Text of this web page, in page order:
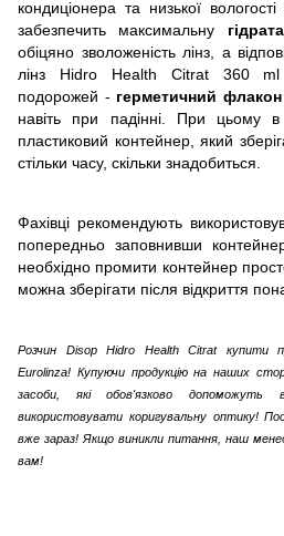
кондиціонера та низької
забезпечить максимальну
обіцяно зволоженість лінз, а
лінз Hidro Health Citrat 360
подорожей - герметичний флакон
навіть при падінні. При цьому
пластиковий контейнер, який
стільки часу, скільки знадобиться.
Фахівці рекомендують
попередньо заповнивши
необхідно промити контейнер
можна зберігати після відкриття
Розчин Disop Hidro Health Citrat купити
Eurolinza! Купуючи продукцію на наших
засоби, які обов'язково
використовувати коригувальну оптику!
вже зараз! Якщо виникли питання, наш
вам!